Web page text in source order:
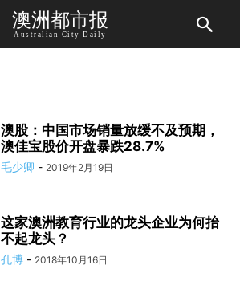
澳洲都市报
Australian City Daily
澳股：中国市场销量放缓不及预期，
澳佳宝股价开盘暴跌28.7%
毛少卿 - 2019年2月19日
这家澳洲教育行业的龙头企业为何抬
不起龙头？
孔博 - 2018年10月16日